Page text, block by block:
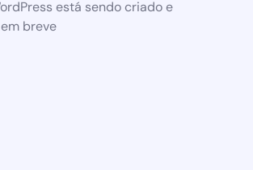
está sendo criado e
breve